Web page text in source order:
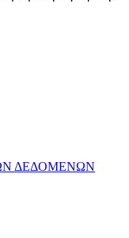
ΔΕΔΟΜΕΝΩΝ